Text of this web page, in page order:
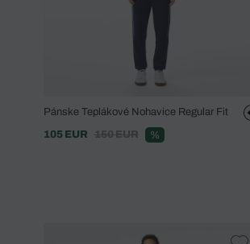
Pánske Teplákové Nohavice Regular Fit
105 EUR
150 EUR %